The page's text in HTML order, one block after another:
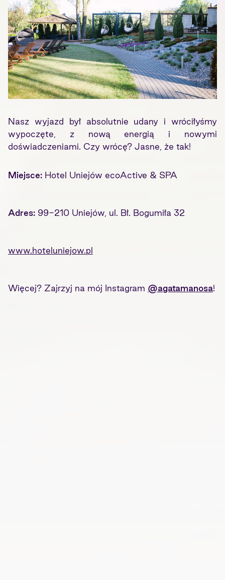
Nasz wyjazd był absolutnie udany i wróciłyśmy
wypoczęte, z nową energią i nowymi
doświadczeniami. Czy wrócę? Jasne, że tak!
Miejsce: Hotel Uniejów ecoActive & SPA
Adres: 99-210 Uniejów, ul. Bł. Bogumiła 32
www.hoteluniejow.pl
Więcej? Zajrzyj na mój Instagram @agatamanosa!